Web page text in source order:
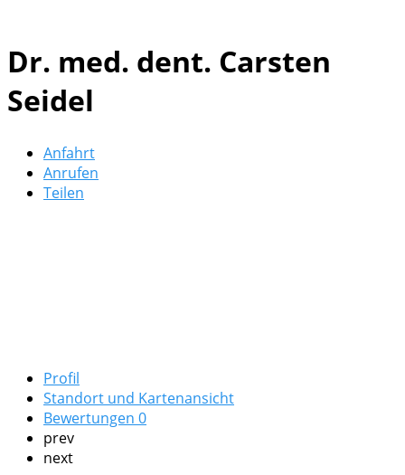
Dr. med. dent. Carsten
Seidel
Anfahrt
Anrufen
Teilen
Profil
Standort und Kartenansicht
Bewertungen 0
prev
next